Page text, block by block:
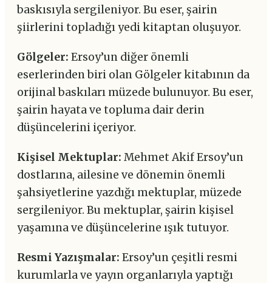
baskısıyla sergileniyor. Bu eser, şairin
şiirlerini topladığı yedi kitaptan oluşuyor.
Gölgeler: Ersoy’un diğer önemli
eserlerinden biri olan Gölgeler kitabının da
orijinal baskıları müzede bulunuyor. Bu eser,
şairin hayata ve topluma dair derin
düşüncelerini içeriyor.
Kişisel Mektuplar: Mehmet Akif Ersoy’un
dostlarına, ailesine ve dönemin önemli
şahsiyetlerine yazdığı mektuplar, müzede
sergileniyor. Bu mektuplar, şairin kişisel
yaşamına ve düşüncelerine ışık tutuyor.
Resmi Yazışmalar: Ersoy’un çeşitli resmi
kurumlarla ve yayın organlarıyla yaptığı